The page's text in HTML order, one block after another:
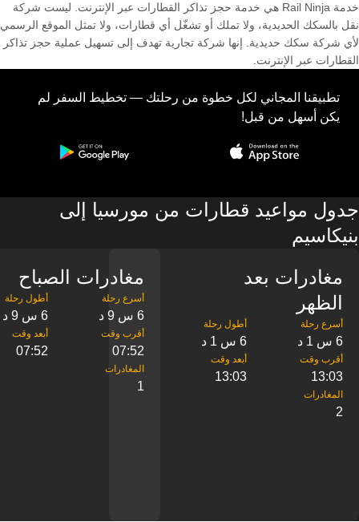
خدمة Rail Ninja هي خدمة حجز تذاكر القطارات عبر الإنترنت. ليست شركة
نقل بالسكك الحديدية، ولا تملك أو تشغّل أي قطارات، ولا تمثل الموقع الرسمي
لأي شركة سكك حديدية. إنها شركة تجارية تهدف إلى تسهيل عملية حجز تذاكر
القطارات عبر الإنترنت.
تطبيقنا المجاني لكل خطوة من رحلتك — تخطيط السفر لم
يكن أسهل من قبل!
جدول مواعيد قطارات من مورسيا إلى
بنيكاسيم
مغادرات بعد
الظهر
6 س 1 د 6 س 1 د
13:03
13:03
2
مغادرات الصباح
6 س 9 د 6 س 9 د
07:52
07:52
1